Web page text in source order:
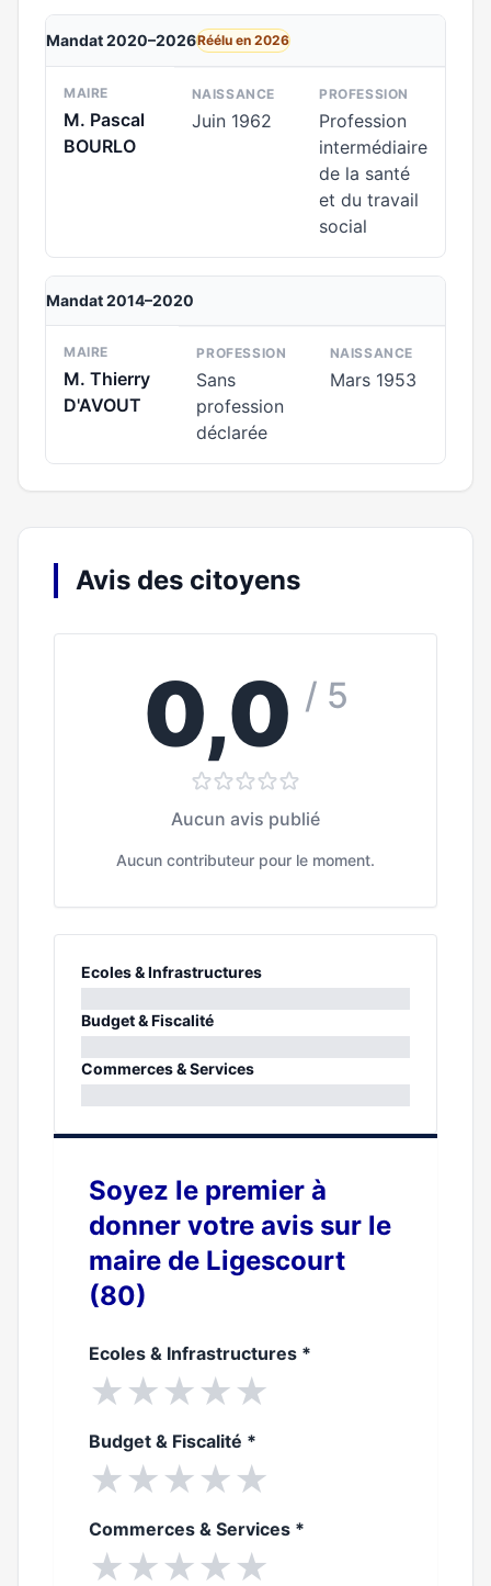
Mandat 2020–2026Réélu en 2026
MAIRE
M. Pascal
BOURLO
NAISSANCE
Juin 1962
PROFESSION
Profession
intermédiaire
de la santé
et du travail
social
Mandat 2014–2020
MAIRE
M. Thierry
D'AVOUT
PROFESSION
Sans
profession
déclarée
NAISSANCE
Mars 1953
Avis des citoyens
0,0 / 5
Aucun avis publié
Aucun contributeur pour le moment.
Ecoles & Infrastructures
0%
Budget & Fiscalité
0%
Commerces & Services
Soyez le premier à
donner votre avis sur le
maire de Ligescourt
(80)
Ecoles & Infrastructures *
★★★★★
Budget & Fiscalité *
★★★★★
Commerces & Services *
★★★★★